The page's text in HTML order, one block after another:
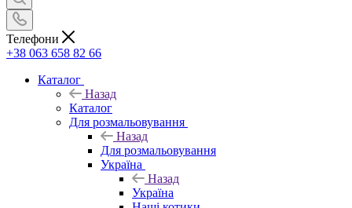
Телефони
+38 063 658 82 66
Каталог
Назад
Каталог
Для розмальовування
Назад
Для розмальовування
Україна
Назад
Україна